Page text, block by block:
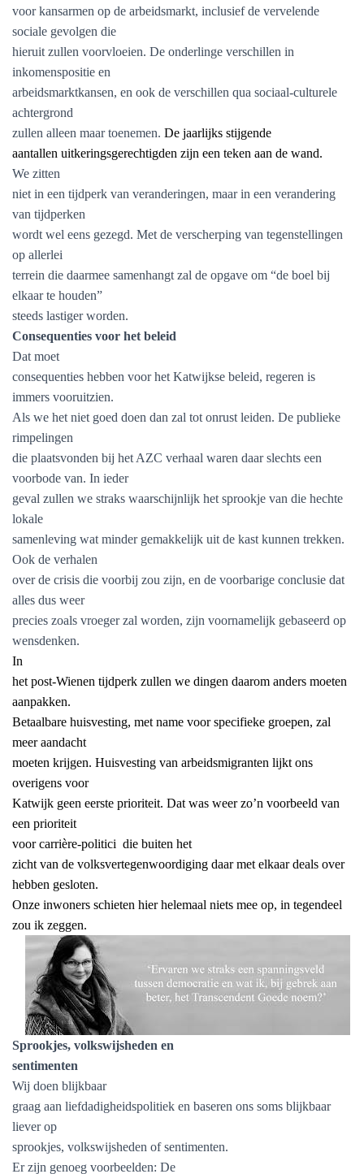
voor kansarmen op de arbeidsmarkt, inclusief de vervelende
sociale gevolgen die
hieruit zullen voorvloeien. De onderlinge verschillen in
inkomenspositie en
arbeidsmarktkansen, en ook de verschillen qua sociaal-culturele
achtergrond
zullen alleen maar toenemen. De jaarlijks stijgende
aantallen uitkeringsgerechtigden zijn een teken aan de wand.
We zitten
niet in een tijdperk van veranderingen, maar in een verandering
van tijdperken
wordt wel eens gezegd. Met de verscherping van tegenstellingen
op allerlei
terrein die daarmee samenhangt zal de opgave om “de boel bij
elkaar te houden”
steeds lastiger worden.
Consequenties voor het beleid
Dat moet
consequenties hebben voor het Katwijkse beleid, regeren is
immers vooruitzien.
Als we het niet goed doen dan zal tot onrust leiden. De publieke
rimpelingen
die plaatsvonden bij het AZC verhaal waren daar slechts een
voorbode van. In ieder
geval zullen we straks waarschijnlijk het sprookje van die hechte
lokale
samenleving wat minder gemakkelijk uit de kast kunnen trekken.
Ook de verhalen
over de crisis die voorbij zou zijn, en de voorbarige conclusie dat
alles dus weer
precies zoals vroeger zal worden, zijn voornamelijk gebaseerd op
wensdenken.
In
het post-Wienen tijdperk zullen we dingen daarom anders moeten
aanpakken.
Betaalbare huisvesting, met name voor specifieke groepen, zal
meer aandacht
moeten krijgen. Huisvesting van arbeidsmigranten lijkt ons
overigens voor
Katwijk geen eerste prioriteit. Dat was weer zo’n voorbeeld van
een prioriteit
voor carrière-politici die buiten het
zicht van de volksvertegenwoordiging daar met elkaar deals over
hebben gesloten.
Onze inwoners schieten hier helemaal niets mee op, in tegendeel
zou ik zeggen.
Sprookjes, volkswijsheden en
sentimenten
Wij doen blijkbaar
graag aan liefdadigheidspolitiek en baseren ons soms blijkbaar
liever op
sprookjes, volkswijsheden of sentimenten.
Er zijn genoeg voorbeelden: De